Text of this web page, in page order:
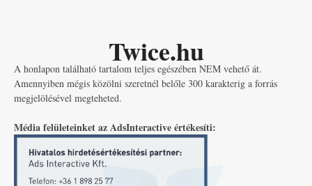
Twice.hu
A honlapon található tartalom teljes egészében NEM vehető át.
Amennyiben mégis közölni szeretnél belőle 300 karakterig a forrás
megjelölésével megteheted.
Média felületeinket az AdsInteractive értékesíti: